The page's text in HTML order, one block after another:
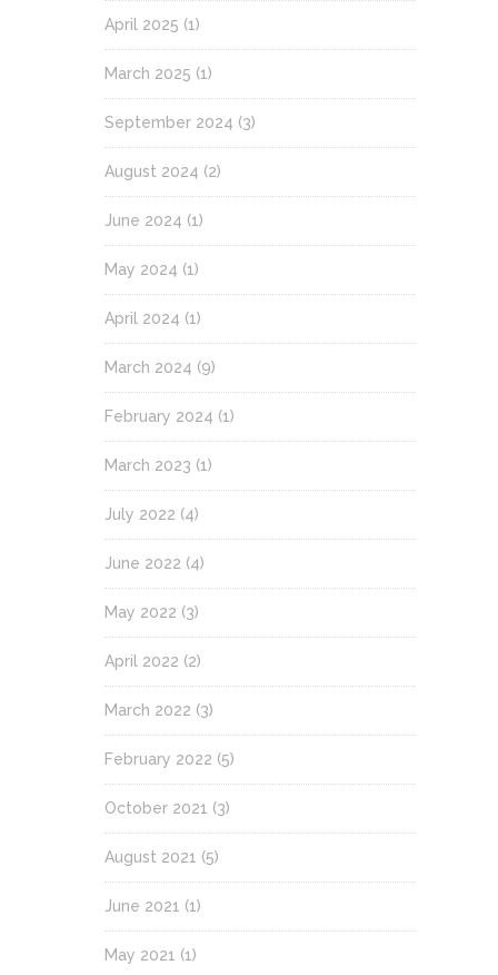
April 2025 (1)
March 2025 (1)
September 2024 (3)
August 2024 (2)
June 2024 (1)
May 2024 (1)
April 2024 (1)
March 2024 (9)
February 2024 (1)
March 2023 (1)
July 2022 (4)
June 2022 (4)
May 2022 (3)
April 2022 (2)
March 2022 (3)
February 2022 (5)
October 2021 (3)
August 2021 (5)
June 2021 (1)
May 2021 (1)